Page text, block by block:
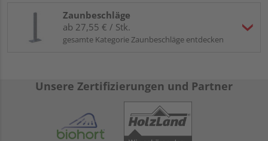
Zaunbeschläge
ab 27,55 € / Stk.
gesamte Kategorie Zaunbeschläge entdecken
Unsere Zertifizierungen und Partner